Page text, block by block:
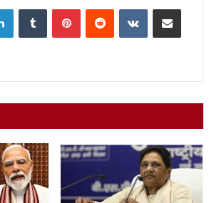
LinkedInTumblr PinterestReddit VKontakteShare via Email